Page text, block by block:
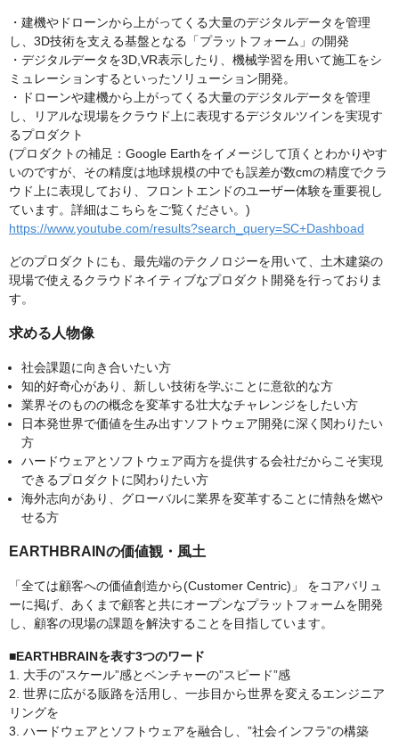
・建機やドローンから上がってくる大量のデジタルデータを管理
し、3D技術を支える基盤となる「プラットフォーム」の開発
・デジタルデータを3D,VR表示したり、機械学習を用いて施工をシ
ミュレーションするといったソリューション開発。
・ドローンや建機から上がってくる大量のデジタルデータを管理
し、リアルな現場をクラウド上に表現するデジタルツインを実現す
るプロダクト
(プロダクトの補足：Google Earthをイメージして頂くとわかりやす
いのですが、その精度は地球規模の中でも誤差が数cmの精度でクラ
ウド上に表現しており、フロントエンドのユーザー体験を重要視し
ています。詳細はこちらをご覧ください。)
https://www.youtube.com/results?search_query=SC+Dashboad
どのプロダクトにも、最先端のテクノロジーを用いて、土木建築の
現場で使えるクラウドネイティブなプロダクト開発を行っておりま
す。
求める人物像
社会課題に向き合いたい方
知的好奇心があり、新しい技術を学ぶことに意欲的な方
業界そのものの概念を変革する壮大なチャレンジをしたい方
日本発世界で価値を生み出すソフトウェア開発に深く関わりたい
方
ハードウェアとソフトウェア両方を提供する会社だからこそ実現
できるプロダクトに関わりたい方
海外志向があり、グローバルに業界を変革することに情熱を燃や
せる方
EARTHBRAINの価値観・風土
「全ては顧客への価値創造から(Customer Centric)」 をコアバリュ
ーに掲げ、あくまで顧客と共にオープンなプラットフォームを開発
し、顧客の現場の課題を解決することを目指しています。
■EARTHBRAINを表す3つのワード
1. 大手の”スケール”感とベンチャーの”スピード”感
2. 世界に広がる販路を活用し、一歩目から世界を変えるエンジニア
リングを
3. ハードウェアとソフトウェアを融合し、”社会インフラ”の構築